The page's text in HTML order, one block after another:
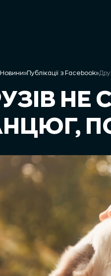
Новини»Публікації з Facebook»